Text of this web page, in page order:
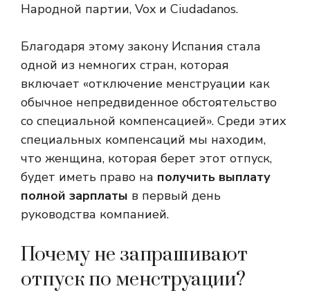
Народной партии, Vox и Ciudadanos.
Благодаря этому закону Испания стала
одной из немногих стран, которая
включает «отключение менструации как
обычное непредвиденное обстоятельство
со специальной компенсацией». Среди этих
специальных компенсаций мы находим,
что женщина, которая берет этот отпуск,
будет иметь право на получить выплату
полной зарплаты в первый день
руководства компанией.
Почему не запрашивают
отпуск по менструации?